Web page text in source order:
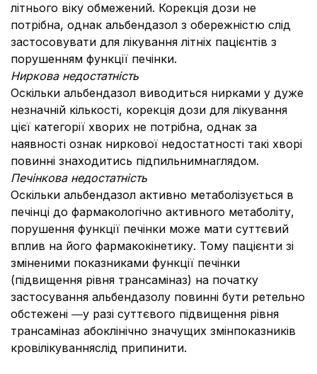
літнього віку обмежений. Корекція дози не
потрібна, однак альбендазол з обережністю слід
застосовувати для лікування літніх пацієнтів з
порушенням функції печінки.
Ниркова недостатність
Оскільки альбендазол виводиться нирками у дуже
незначній кількості, корекція дози для лікування
цієї категорії хворих не потрібна, однак за
наявності ознак ниркової недостатності такі хворі
повинні знаходитись підпильнимнаглядом.
Печінкова недостатність
Оскільки альбендазол активно метаболізується в
печінці до фармакологічно активного метаболіту,
порушення функції печінки може мати суттєвий
вплив на його фармакокінетику. Тому пацієнти зі
зміненими показниками функції печінки
(підвищення рівня трансаміназ) на початку
застосування альбендазолу повинні бути ретельно
обстежені ―у разі суттєвого підвищення рівня
трансаміназ абоклінічно значущих змінпоказників
кровілікуванняслід припинити.